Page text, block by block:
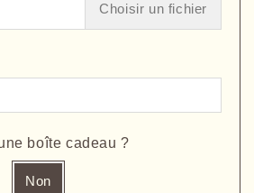
Choisir un fichier
boîte cadeau ?
Non